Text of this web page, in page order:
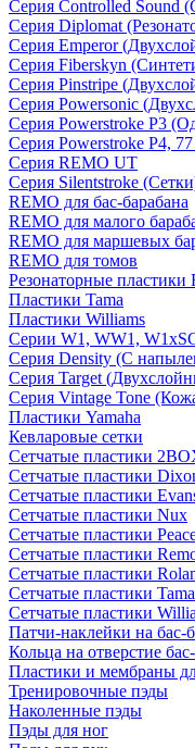
Серия Controlled Sound
Серия Diplomat
Серия Emperor
Серия Fiberskyn
Серия Pinstripe
Серия Powersonic
Серия Powerstroke P3
Серия Powerstroke P4,
Серия REMO UT
Серия Silentstroke
REMO для бас-барабана
REMO для малого
REMO для маршевых
REMO для томов
Резонаторные пластики
Пластики Tama
Пластики Williams
Серии W1, WW1,
Серия Density (C
Серия Target
Серия Vintage Tone
Пластики Yamaha
Кевларовые сетки
Сетчатые пластики
Сетчатые пластики
Сетчатые пластики
Сетчатые пластики Nux
Сетчатые пластики
Сетчатые пластики
Сетчатые пластики
Сетчатые пластики Tama
Сетчатые пластики
Патчи-наклейки на бас-
Кольца на отверстие
Пластики и мембраны
Тренировочные пэды
Наколенные пэды
Пэды для ног